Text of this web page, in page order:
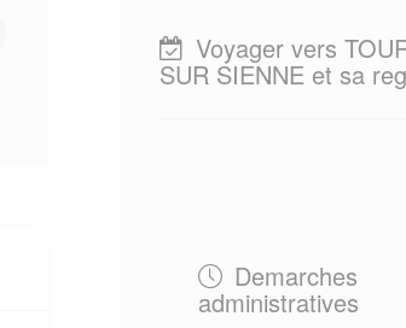
Voyager vers
SUR SIENNE et sa
Demarches
administratives